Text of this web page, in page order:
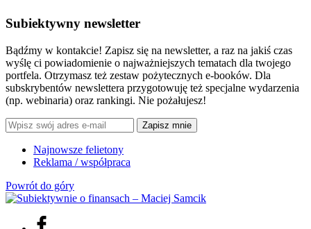
Subiektywny newsletter
Bądźmy w kontakcie! Zapisz się na newsletter, a raz na jakiś czas
wyślę ci powiadomienie o najważniejszych tematach dla twojego
portfela. Otrzymasz też zestaw pożytecznych e-booków. Dla
subskrybentów newslettera przygotowuję też specjalne wydarzenia
(np. webinaria) oraz rankingi. Nie pożałujesz!
Zapisz mnie
Najnowsze felietony
Reklama / współpraca
Powrót do góry